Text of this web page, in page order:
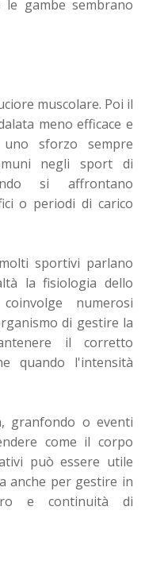
gambe sembrano
muscolare. Poi il
meno efficace e
sforzo sempre
negli sport di
si affrontano
o periodi di carico
sportivi parlano
la fisiologia dello
numerosi
di gestire la
il corretto
quando l'intensità
granfondo o eventi
come il corpo
può essere utile
anche per gestire in
e continuità di